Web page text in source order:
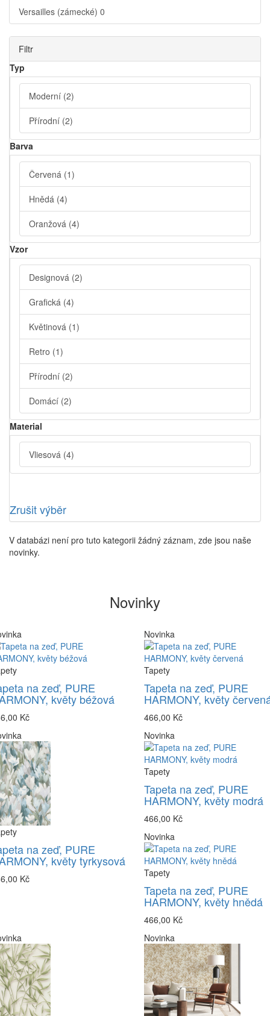
Versailles (zámecké) 0
Filtr
Typ
Moderní (2)
Přírodní (2)
Barva
Červená (1)
Hnědá (4)
Oranžová (4)
Vzor
Designová (2)
Grafická (4)
Květinová (1)
Retro (1)
Přírodní (2)
Domácí (2)
Material
Vliesová (4)
Zrušit výběr
V databázi není pro tuto kategorii žádný záznam, zde jsou naše
novinky.
Novinky
na zeď, PURE
květy béžová
Kč
Novinka
Tapety
Tapeta na zeď, PURE
HARMONY, květy
466,00 Kč
na zeď, PURE
květy tyrkysová
Kč
Novinka
Tapety
Tapeta na zeď, PURE
HARMONY, květy modrá
466,00 Kč
Novinka
Tapety
Tapeta na zeď, PURE
HARMONY, květy hnědá
466,00 Kč
Novinka